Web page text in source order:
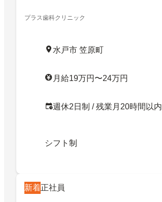
プラス歯科クリニック
水戸市 笠原町
月給19万円〜24万円
週休2日制 / 残業月20時間以内
シフト制
新着正社員